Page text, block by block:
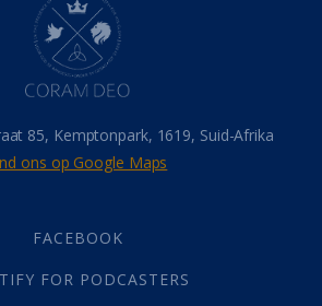
Hemel (31)
Israel (14)
Millennium(1)
Oordeelsdag(19)
Verheerlikte liggaam
Wederkoms
(27)
(87)
Die Onse Vader(12)
85, Kemptonpark, 1619, Suid-Afrika
ons op Google Maps
FACEBOOK
FOR PODCASTERS